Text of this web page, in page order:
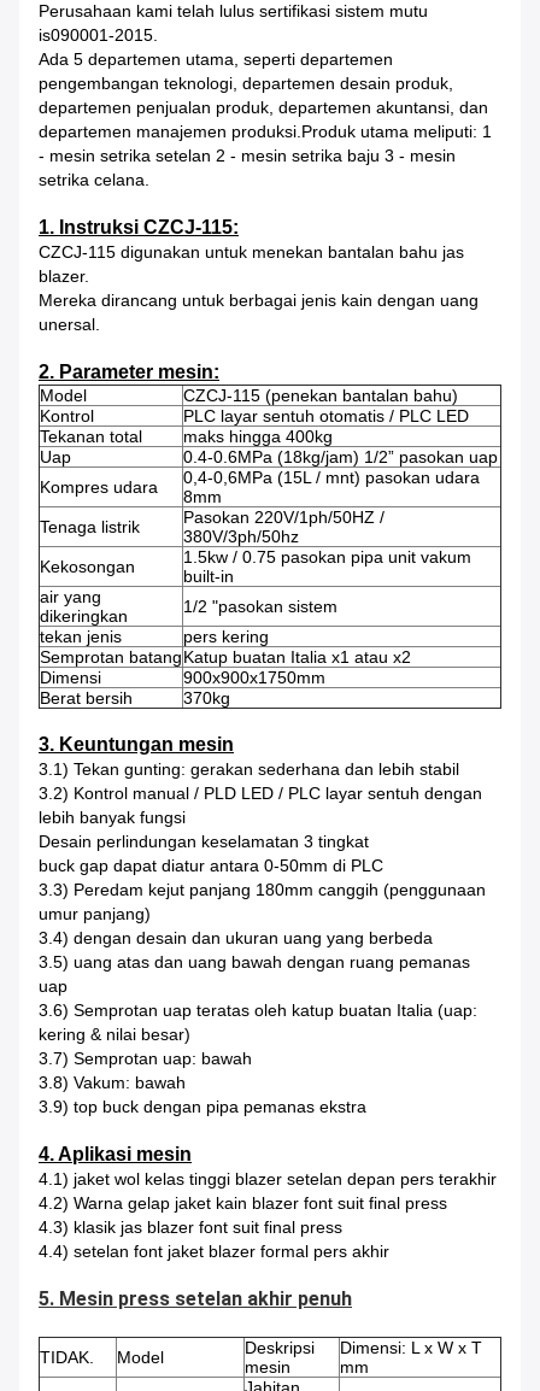
Perusahaan kami telah lulus sertifikasi sistem mutu
is090001-2015.
Ada 5 departemen utama, seperti departemen
pengembangan teknologi, departemen desain produk,
departemen penjualan produk, departemen akuntansi, dan
departemen manajemen produksi.Produk utama meliputi: 1
- mesin setrika setelan 2 - mesin setrika baju 3 - mesin
setrika celana.
1. Instruksi CZCJ-115:
CZCJ-115 digunakan untuk menekan bantalan bahu jas
blazer.
Mereka dirancang untuk berbagai jenis kain dengan uang
unersal.
2. Parameter mesin:
Model
CZCJ-115 (penekan bantalan bahu)
Kontrol
PLC layar sentuh otomatis / PLC LED
Tekanan total
maks hingga 400kg
Uap
0.4-0.6MPa (18kg/jam) 1/2” pasokan uap
Kompres udara
0,4-0,6MPa (15L / mnt) pasokan udara
8mm
Tenaga listrik
Pasokan 220V/1ph/50HZ /
380V/3ph/50hz
Kekosongan
1.5kw / 0.75 pasokan pipa unit vakum
built-in
air yang
dikeringkan
1/2 "pasokan sistem
tekan jenis
pers kering
Semprotan batangKatup buatan Italia x1 atau x2
Dimensi
900x900x1750mm
Berat bersih
370kg
3. Keuntungan mesin
3.1) Tekan gunting: gerakan sederhana dan lebih stabil
3.2) Kontrol manual / PLD LED / PLC layar sentuh dengan
lebih banyak fungsi
Desain perlindungan keselamatan 3 tingkat
buck gap dapat diatur antara 0-50mm di PLC
3.3) Peredam kejut panjang 180mm canggih (penggunaan
umur panjang)
3.4) dengan desain dan ukuran uang yang berbeda
3.5) uang atas dan uang bawah dengan ruang pemanas
uap
3.6) Semprotan uap teratas oleh katup buatan Italia (uap:
kering & nilai besar)
3.7) Semprotan uap: bawah
3.8) Vakum: bawah
3.9) top buck dengan pipa pemanas ekstra
4. Aplikasi mesin
4.1) jaket wol kelas tinggi blazer setelan depan pers terakhir
4.2) Warna gelap jaket kain blazer font suit final press
4.3) klasik jas blazer font suit final press
4.4) setelan font jaket blazer formal pers akhir
5. Mesin press setelan akhir penuh
TIDAK. Model
Deskripsi
mesin
Dimensi: L x W x T
mm